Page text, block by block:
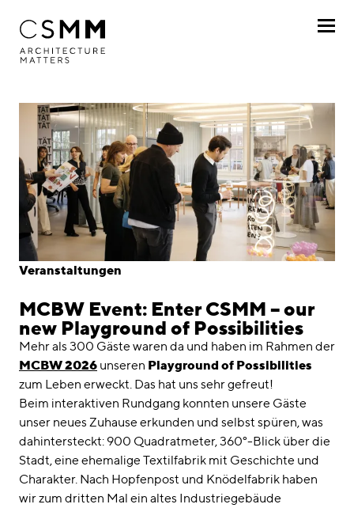
Profil
Leistungen
Projekte
Journal
Awards
Standorte
linkedininstagram
English
Impressum
Datenschutz
Veranstaltungen
MCBW Event: Enter CSMM – our
new Playground of Possibilities
Mehr als 300 Gäste waren da und haben im Rahmen der
MCBW 2026 unseren Playground of Possibilities
zum Leben erweckt. Das hat uns sehr gefreut!
Beim interaktiven Rundgang konnten unsere Gäste
unser neues Zuhause erkunden und selbst spüren, was
dahintersteckt: 900 Quadratmeter, 360°-Blick über die
Stadt, eine ehemalige Textilfabrik mit Geschichte und
Charakter. Nach Hopfenpost und Knödelfabrik haben
wir zum dritten Mal ein altes Industriegebäude